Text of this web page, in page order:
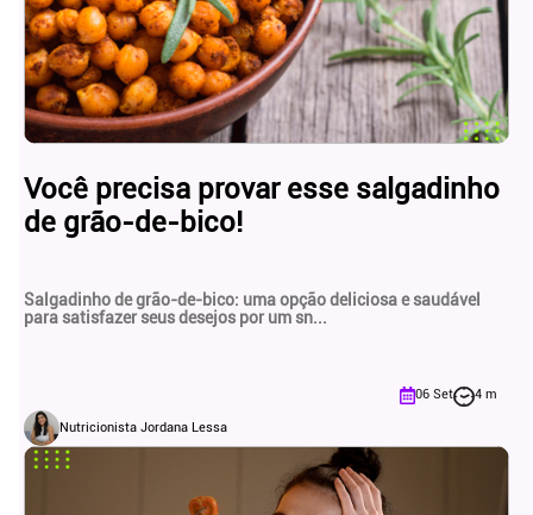
Você precisa provar esse salgadinho
de grão-de-bico!
Salgadinho de grão-de-bico: uma opção deliciosa e saudável
para satisfazer seus desejos por um sn...
Nutricionista Jordana Lessa
06 Set 4 m